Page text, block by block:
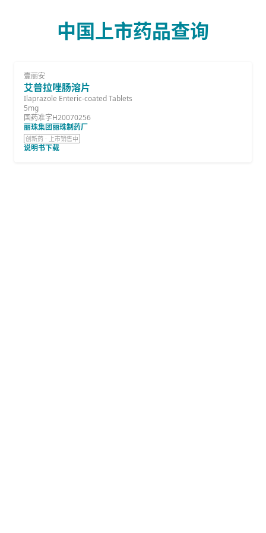
中国上市药品查询
壹丽安
艾普拉唑肠溶片
Ilaprazole Enteric-coated Tablets
5mg
国药准字H20070256
丽珠集团丽珠制药厂
创新药 · 上市销售中
说明书下载